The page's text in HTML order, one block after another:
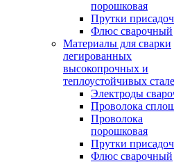
порошковая
Прутки
Флюс сварочный
Материалы для сварки
легированных
высокопрочных и
теплоустойчивых
Электроды
Проволока
Проволока
порошковая
Прутки
Флюс сварочный